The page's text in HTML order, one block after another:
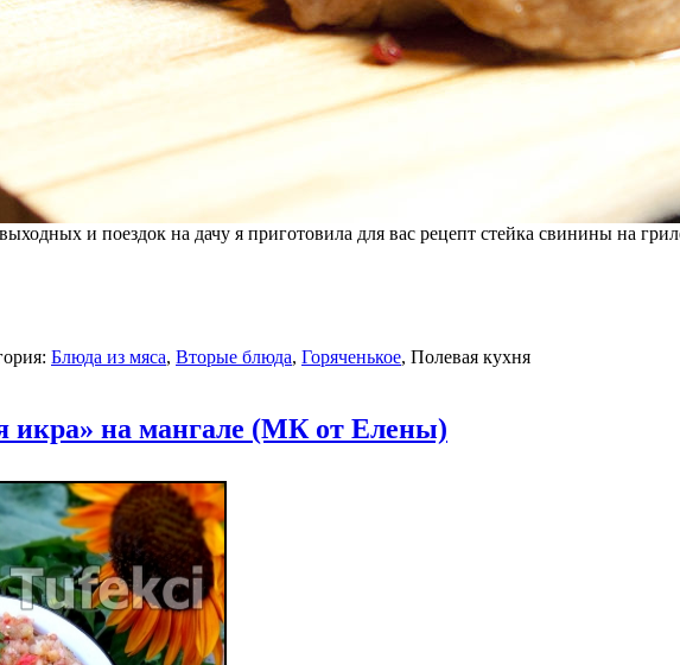
и поездок на дачу я приготовила для вас рецепт стейка свинины на
Блюда из мяса, Вторые блюда, Горяченькое, Полевая кухня
икра» на мангале (МК от Елены)